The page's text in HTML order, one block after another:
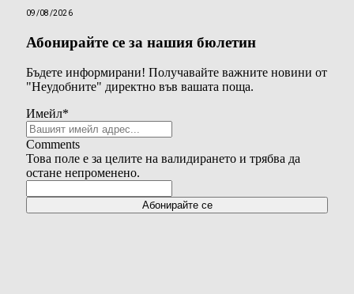
09/08/2026
Абонирайте се за нашия бюлетин
Бъдете информирани! Получавайте важните новини от
"Неудобните" директно във вашата поща.
Имейл*
Comments
Това поле е за целите на валидирането и трябва да
остане непроменено.